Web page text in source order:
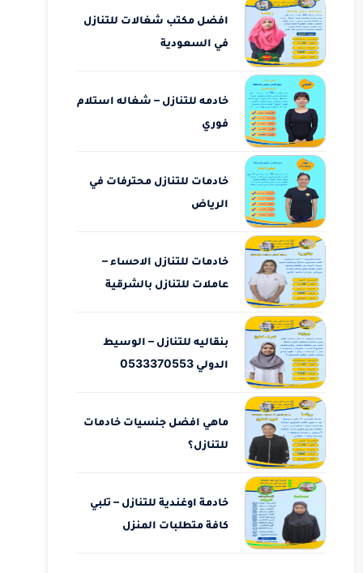
افضل مكتب شغالات للتنازل
في السعودية
خادمه للتنازل – شغاله استلام
فوري
خادمات للتنازل محترفات في
الرياض
خادمات للتنازل الاحساء –
عاملات للتنازل بالشرقية
بنقاليه للتنازل – الوسيط
الدولي 0533370553
ماهي افضل جنسيات خادمات
للتنازل؟
خادمة اوغندية للتنازل – تلبي
كافة متطلبات المنزل